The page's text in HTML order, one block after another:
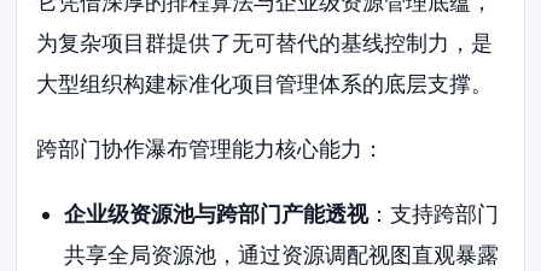
为复杂项目群提供了无可替代的基线控制力，是
大型组织构建标准化项目管理体系的底层支撑。
跨部门协作瀑布管理能力核心能力：
企业级资源池与跨部门产能透视：支持跨部门
共享全局资源池，通过资源调配视图直观暴露